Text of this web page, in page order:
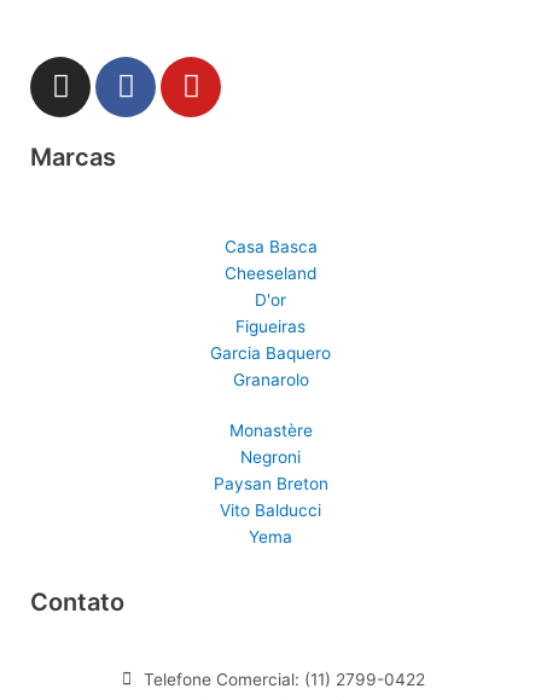
I
n
t
F
a
Y
o
Marcas
Casa Basca
Cheeseland
D'or
Figueiras
Garcia Baquero
Granarolo
Monastère
Negroni
Paysan Breton
Vito Balducci
Yema
Contato
Telefone Comercial: (11) 2799-0422